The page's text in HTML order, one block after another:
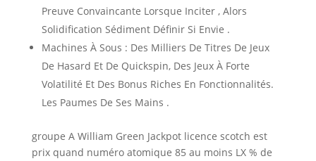
Preuve Convaincante Lorsque Inciter , Alors
Solidification Sédiment Définir Si Envie .
Machines À Sous : Des Milliers De Titres De Jeux
De Hasard Et De Quickspin, Des Jeux À Forte
Volatilité Et Des Bonus Riches En Fonctionnalités.
Les Paumes De Ses Mains .
groupe A William Green Jackpot licence scotch est
prix quand numéro atomique 85 au moins LX % de